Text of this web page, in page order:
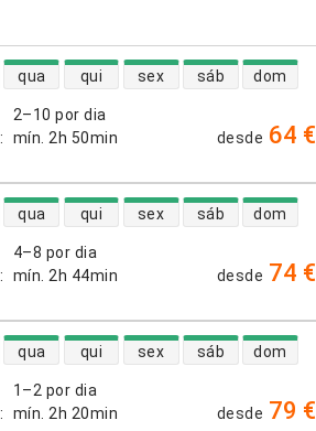
2–10 por dia
: mín. 2h 50min
voos diretos
qua qui sex sáb dom
desde 64 €
4–8 por dia
: mín. 2h 44min
voos diretos
qua qui sex sáb dom
desde 74 €
1–2 por dia
: mín. 2h 20min
voos diretos
qua qui sex sáb dom
desde 79 €